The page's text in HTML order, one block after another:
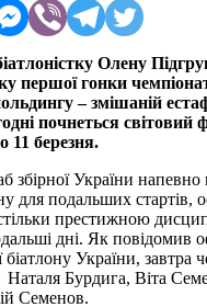
Олену
першої гонки
– змішаній
почнеться
11 березня.
збірної України напевно
для подальших стартів,
престижною
дні. Як повідомив
біатлону України, завтра
Наталя Бурдига, Віта
Семенов.